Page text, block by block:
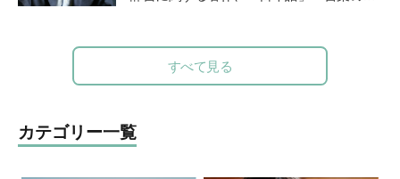
察し、レビュー記事を執筆している。
（時事通信社/角川ソフィア文庫）『さら
に悩ましい国語辞典』（時事通信社）、
十七年』（いずれも草思社）、『一生もの
の語彙力』（ナツメ社）、『辞典編集者が
すべて見る
カテゴリー一覧